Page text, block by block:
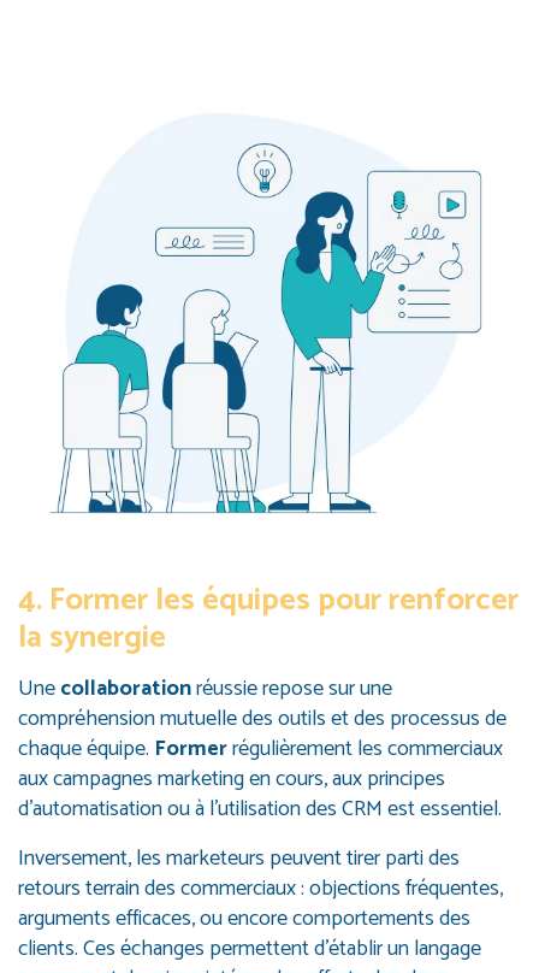
4. Former les équipes pour renforcer
la synergie
Unecollaborationréussie repose sur une
compréhension mutuelle des outils et des processus de
chaque équipe. Formerrégulièrement les commerciaux
aux campagnes marketing en cours, aux principes
d’automatisation ou à l’utilisation des CRM est essentiel.
Inversement, les marketeurs peuvent tirer parti des
retours terrain des commerciaux : objections fréquentes,
arguments efficaces, ou encore comportements des
clients. Ces échanges permettent d’établir un langage